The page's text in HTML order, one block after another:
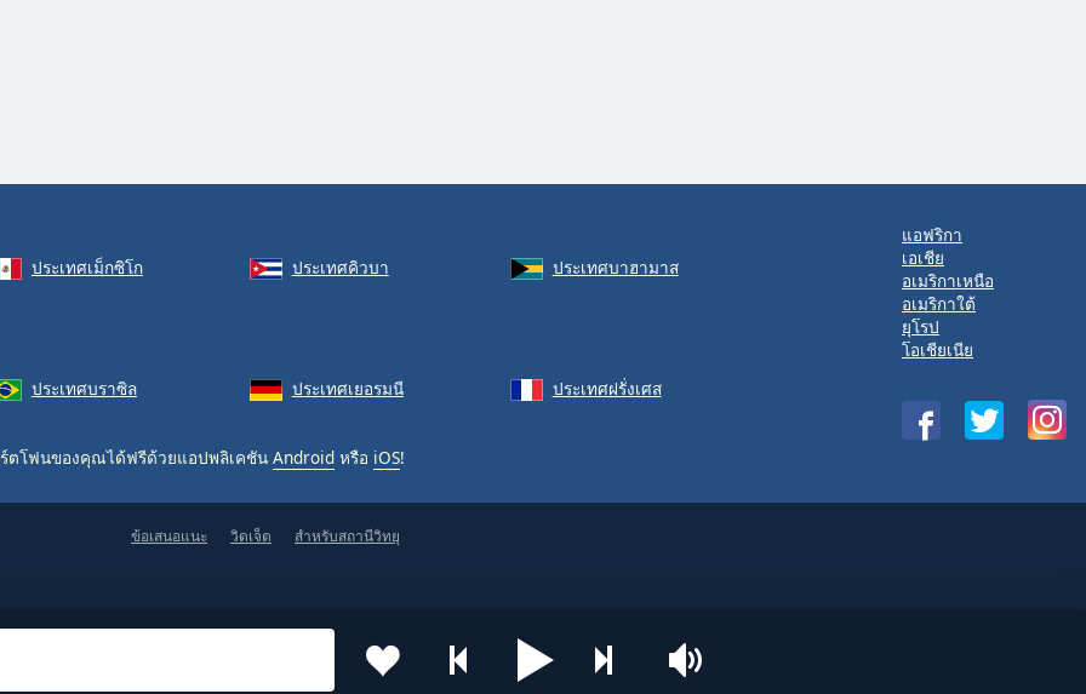
ประเทศเม็กซิโก ประเทศคิวบา
ประเทศบาฮามาส
ประเทศบราซิล ประเทศเยอรมนี ประเทศฝรั่งเศส
ตโฟนของคุณได้ฟรีด้วยแอปพลิเคชัน Android หรือ iOS!
แอฟริกา
เอเชีย
อเมริกาเหนือ
อเมริกาใต้
ยุโรป
โอเชียเนีย
ข้อเสนอแนะ วิดเจ็ต สำหรับสถานีวิทยุ